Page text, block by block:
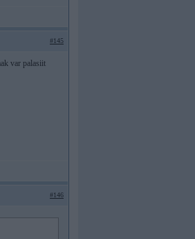
#145
var palasiit
#146